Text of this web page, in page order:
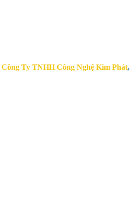
Công Ty TNHH Công Nghệ Kim Phát,